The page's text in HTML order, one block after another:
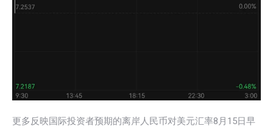
更多反映国际投资者预期的离岸人民币对美元汇率8月15日早